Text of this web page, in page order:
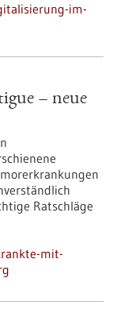
im-
– neue
Ratschläge
mit-